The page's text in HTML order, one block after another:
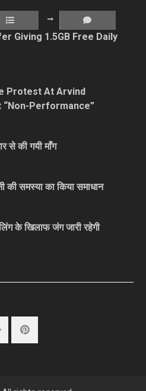
Giving 1.5GB Free Daily
Protest At Arvind
“Non-Performance”
से की गयी माँग
की समस्या का किया समाधान
के खिलाफ जंग जारी रहेगी